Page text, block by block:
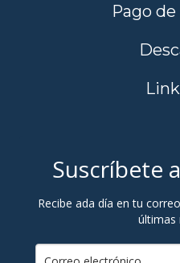
Pago
Suscríbete
Recibe ada día en tu
últimas